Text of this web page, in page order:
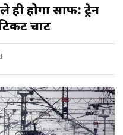
होगा साफ: ट्रेन
चार्ट